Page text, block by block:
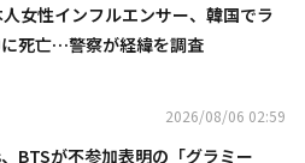
女性インフルエンサー、韓国でラ
死亡…警察が経緯を調査
2026/08/06 02:59
BTSが不参加表明の「グラミー